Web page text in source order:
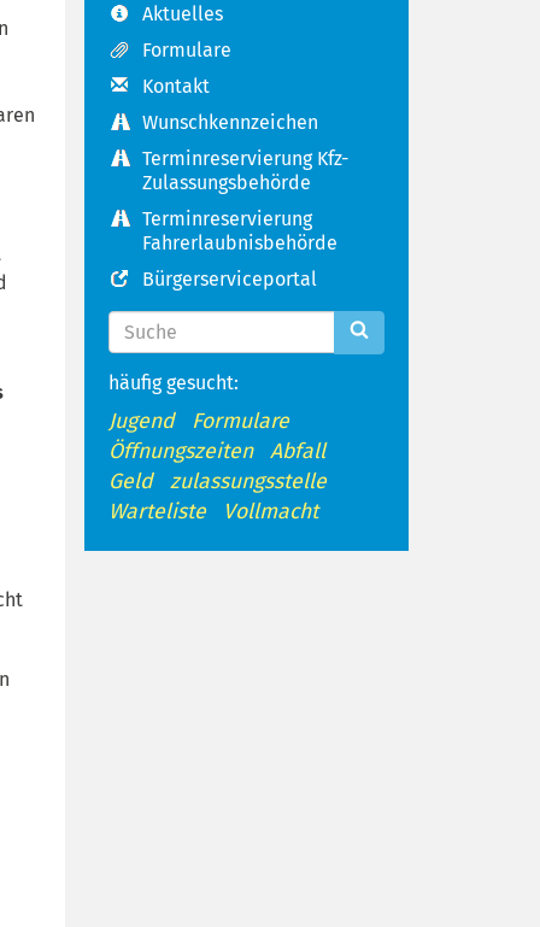
Aktuelles
Formulare
Kontakt
Wunschkennzeichen
Terminreservierung Kfz-
Zulassungsbehörde
Terminreservierung
Fahrerlaubnisbehörde
Bürgerserviceportal
häufig gesucht:
Jugend
Formulare
Öffnungszeiten
Abfall
Geld
zulassungsstelle
Warteliste
Vollmacht